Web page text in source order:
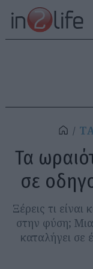
Τα
σε
Ξέρεις τι
στην φύση;
καταλήγει σε